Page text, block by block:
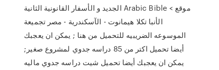
الجديد و الأسفار القانونية الثانية Arabic Bible < موقع
الأنبا تكلا هيمانوت - الآسكندرية - مصر تجميعة
الموسوعه الضريبيه للتحميل من هنا ; يمكن ان يعجبك
أيضا تحميل اكتر من 85 دراسه جدوي لمشروع صغير;
يمكن ان يعجبك أيضا تحميل شيت دراسه جدوي ماليه